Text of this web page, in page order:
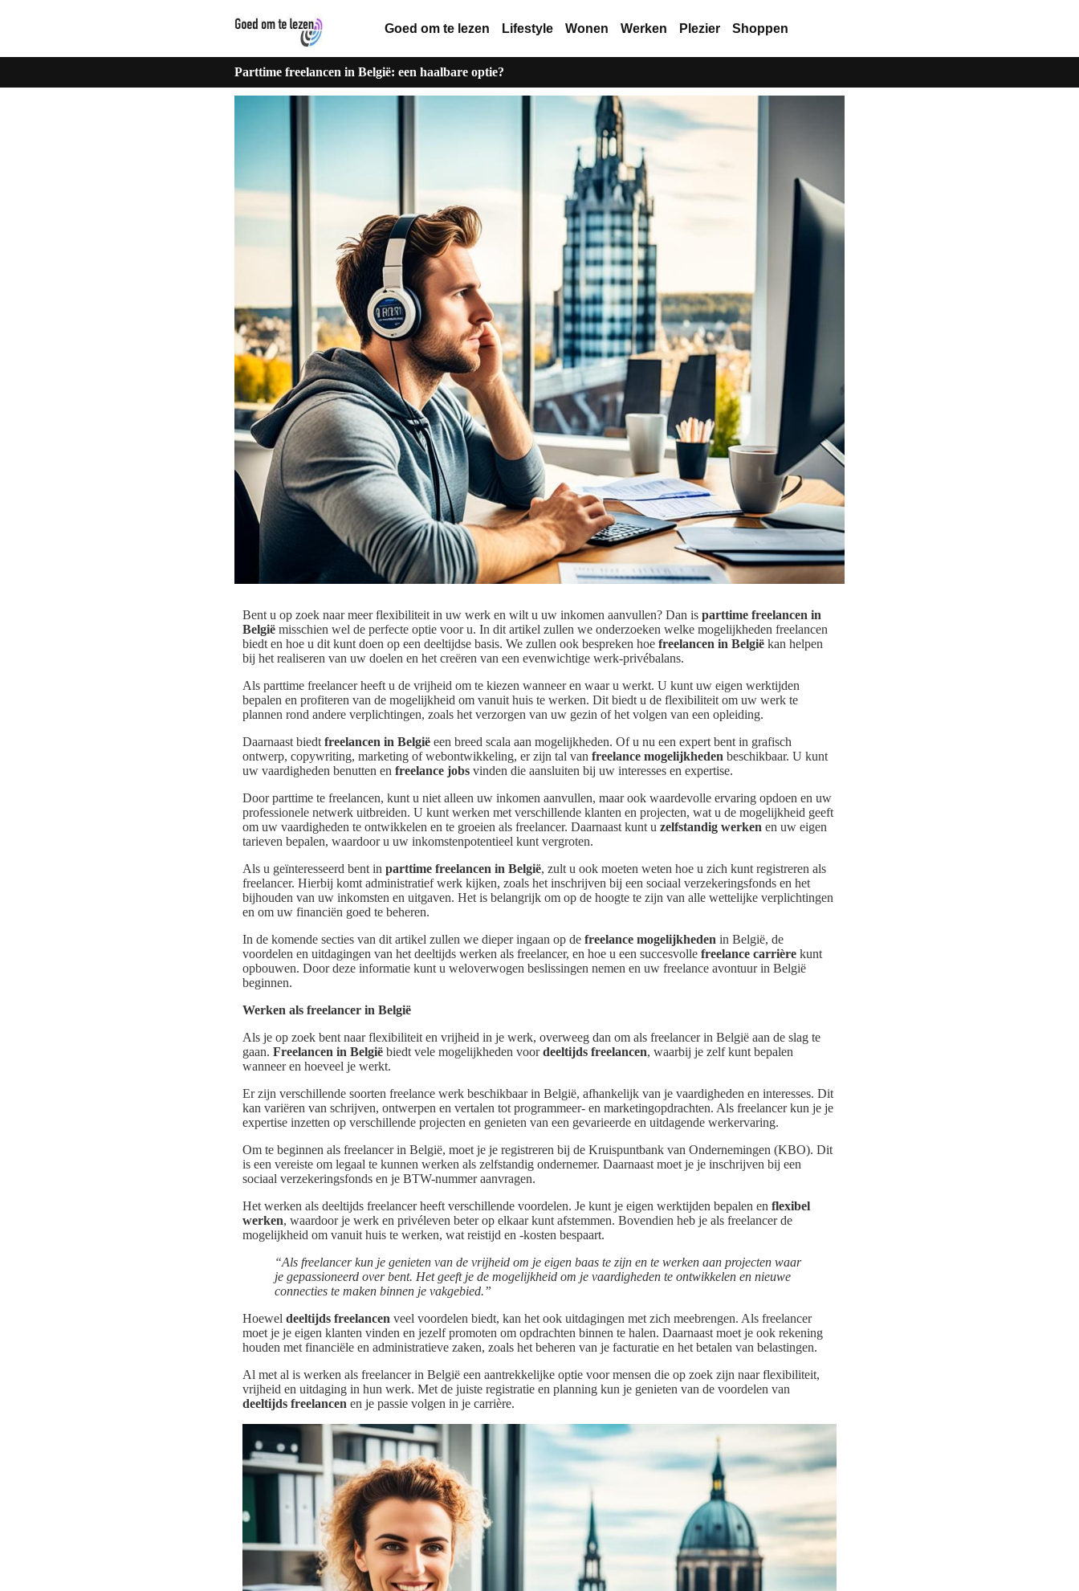
Goed om te lezen Lifestyle Wonen Werken Plezier Shoppen
Parttime freelancen in België: een haalbare optie?
Bent u op zoek naar meer flexibiliteit in uw werk en wilt u uw inkomen aanvullen? Dan is parttime freelancen in
België misschien wel de perfecte optie voor u. In dit artikel zullen we onderzoeken welke mogelijkheden freelancen
biedt en hoe u dit kunt doen op een deeltijdse basis. We zullen ook bespreken hoe freelancen in België kan helpen
bij het realiseren van uw doelen en het creëren van een evenwichtige werk-privébalans.
Als parttime freelancer heeft u de vrijheid om te kiezen wanneer en waar u werkt. U kunt uw eigen werktijden
bepalen en profiteren van de mogelijkheid om vanuit huis te werken. Dit biedt u de flexibiliteit om uw werk te
plannen rond andere verplichtingen, zoals het verzorgen van uw gezin of het volgen van een opleiding.
Daarnaast biedt freelancen in België een breed scala aan mogelijkheden. Of u nu een expert bent in grafisch
ontwerp, copywriting, marketing of webontwikkeling, er zijn tal van freelance mogelijkheden beschikbaar. U kunt
uw vaardigheden benutten en freelance jobs vinden die aansluiten bij uw interesses en expertise.
Door parttime te freelancen, kunt u niet alleen uw inkomen aanvullen, maar ook waardevolle ervaring opdoen en uw
professionele netwerk uitbreiden. U kunt werken met verschillende klanten en projecten, wat u de mogelijkheid geeft
om uw vaardigheden te ontwikkelen en te groeien als freelancer. Daarnaast kunt u zelfstandig werken en uw eigen
tarieven bepalen, waardoor u uw inkomstenpotentieel kunt vergroten.
Als u geïnteresseerd bent in parttime freelancen in België, zult u ook moeten weten hoe u zich kunt registreren als
freelancer. Hierbij komt administratief werk kijken, zoals het inschrijven bij een sociaal verzekeringsfonds en het
bijhouden van uw inkomsten en uitgaven. Het is belangrijk om op de hoogte te zijn van alle wettelijke verplichtingen
en om uw financiën goed te beheren.
In de komende secties van dit artikel zullen we dieper ingaan op de freelance mogelijkheden in België, de
voordelen en uitdagingen van het deeltijds werken als freelancer, en hoe u een succesvolle freelance carrière kunt
opbouwen. Door deze informatie kunt u weloverwogen beslissingen nemen en uw freelance avontuur in België
beginnen.
Werken als freelancer in België
Als je op zoek bent naar flexibiliteit en vrijheid in je werk, overweeg dan om als freelancer in België aan de slag te
gaan. Freelancen in België biedt vele mogelijkheden voordeeltijds freelancen, waarbij je zelf kunt bepalen
wanneer en hoeveel je werkt.
Er zijn verschillende soorten freelance werk beschikbaar in België, afhankelijk van je vaardigheden en interesses. Dit
kan variëren van schrijven, ontwerpen en vertalen tot programmeer- en marketingopdrachten. Als freelancer kun je je
expertise inzetten op verschillende projecten en genieten van een gevarieerde en uitdagende werkervaring.
Om te beginnen als freelancer in België, moet je je registreren bij de Kruispuntbank van Ondernemingen (KBO). Dit
is een vereiste om legaal te kunnen werken als zelfstandig ondernemer. Daarnaast moet je je inschrijven bij een
sociaal verzekeringsfonds en je BTW-nummer aanvragen.
Het werken als deeltijds freelancer heeft verschillende voordelen. Je kunt je eigen werktijden bepalen en flexibel
werken, waardoor je werk en privéleven beter op elkaar kunt afstemmen. Bovendien heb je als freelancer de
mogelijkheid om vanuit huis te werken, wat reistijd en -kosten bespaart.
“Als freelancer kun je genieten van de vrijheid om je eigen baas te zijn en te werken aan projecten waar
je gepassioneerd over bent. Het geeft je de mogelijkheid om je vaardigheden te ontwikkelen en nieuwe
connecties te maken binnen je vakgebied.”
Hoewel deeltijds freelancen veel voordelen biedt, kan het ook uitdagingen met zich meebrengen. Als freelancer
moet je je eigen klanten vinden en jezelf promoten om opdrachten binnen te halen. Daarnaast moet je ook rekening
houden met financiële en administratieve zaken, zoals het beheren van je facturatie en het betalen van belastingen.
Al met al is werken als freelancer in België een aantrekkelijke optie voor mensen die op zoek zijn naar flexibiliteit,
vrijheid en uitdaging in hun werk. Met de juiste registratie en planning kun je genieten van de voordelen van
deeltijds freelancen en je passie volgen in je carrière.